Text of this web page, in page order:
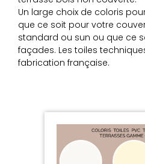
Un large choix de coloris
que ce soit pour votre
standard ou sun ou que ce
façades. Les toiles
fabrication française.